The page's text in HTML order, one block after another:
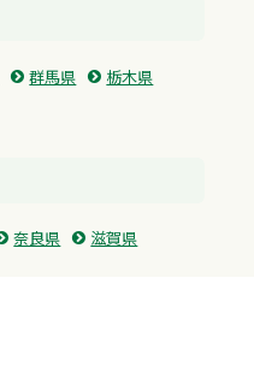
群馬県
栃木県
奈良県
滋賀県